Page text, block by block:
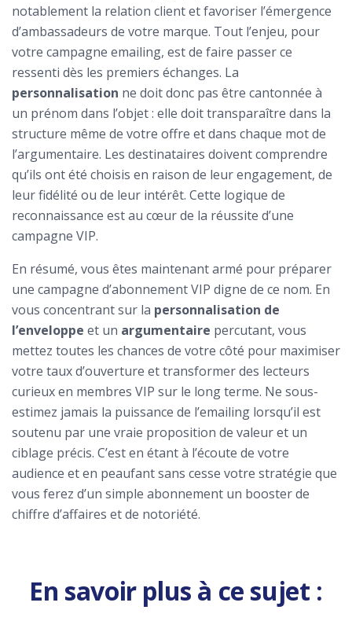
notablement la relation client et favoriser l’émergence
d’ambassadeurs de votre marque. Tout l’enjeu, pour
votre campagne emailing, est de faire passer ce
ressenti dès les premiers échanges. La
personnalisation ne doit donc pas être cantonnée à
un prénom dans l’objet : elle doit transparaître dans la
structure même de votre offre et dans chaque mot de
l’argumentaire. Les destinataires doivent comprendre
qu’ils ont été choisis en raison de leur engagement, de
leur fidélité ou de leur intérêt. Cette logique de
reconnaissance est au cœur de la réussite d’une
campagne VIP.
En résumé, vous êtes maintenant armé pour préparer
une campagne d’abonnement VIP digne de ce nom. En
vous concentrant sur la personnalisation de
l’enveloppe et un argumentaire percutant, vous
mettez toutes les chances de votre côté pour maximiser
votre taux d’ouverture et transformer des lecteurs
curieux en membres VIP sur le long terme. Ne sous-
estimez jamais la puissance de l’emailing lorsqu’il est
soutenu par une vraie proposition de valeur et un
ciblage précis. C’est en étant à l’écoute de votre
audience et en peaufant sans cesse votre stratégie que
vous ferez d’un simple abonnement un booster de
chiffre d’affaires et de notoriété.
En savoir plus à ce sujet :